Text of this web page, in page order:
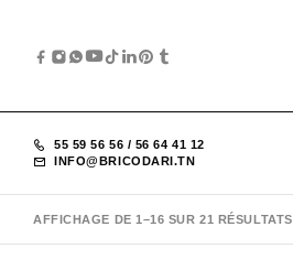
55 59 56 56 / 56 64 41 12
INFO@BRICODARI.TN
AFFICHAGE DE 1–16 SUR 21 RÉSULTATS